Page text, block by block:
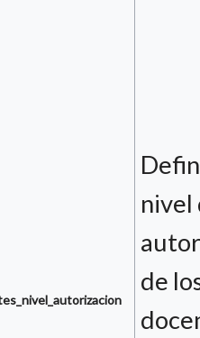
nivel
de